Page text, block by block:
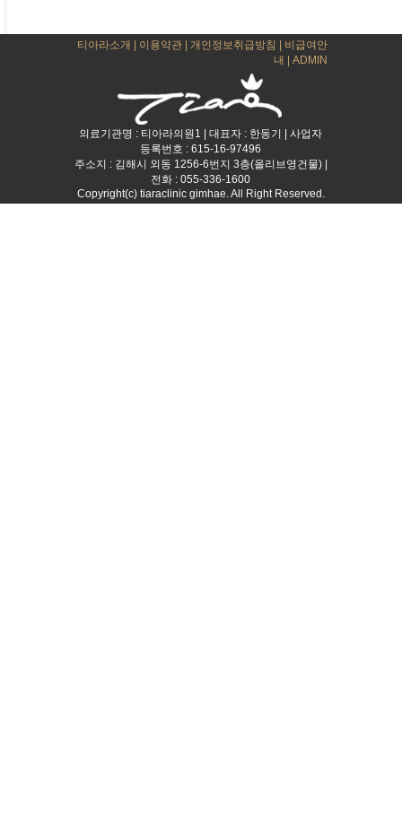
티아라소개 이용약관 |개인정보취급방침
비급여안
내
|ADMIN
의료기관명 : 티아라의원1 | 대표자 : 한동기 | 사업자
등록번호 : 615-16-97496
주소지 : 김해시 외동 1256-6번지 3층(올리브영건물) |
전화 : 055-336-1600
Copyright(c) tiaraclinic gimhae. All Right Reserved.